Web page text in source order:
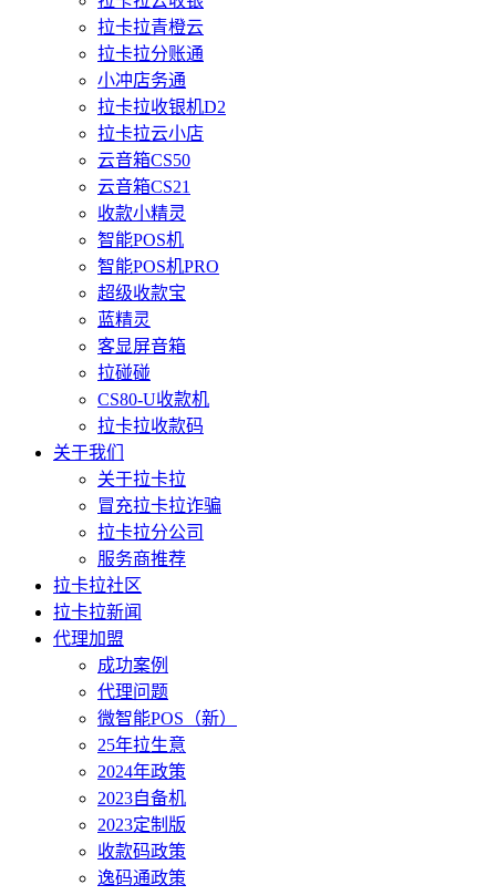
拉卡拉青橙云
拉卡拉分账通
小冲店务通
拉卡拉收银机D2
拉卡拉云小店
云音箱CS50
云音箱CS21
收款小精灵
智能POS机
智能POS机PRO
超级收款宝
蓝精灵
客显屏音箱
拉碰碰
CS80-U收款机
拉卡拉收款码
关于我们
关于拉卡拉
冒充拉卡拉诈骗
拉卡拉分公司
服务商推荐
拉卡拉社区
拉卡拉新闻
代理加盟
成功案例
代理问题
微智能POS（新）
25年拉生意
2024年政策
2023自备机
2023定制版
收款码政策
逸码通政策